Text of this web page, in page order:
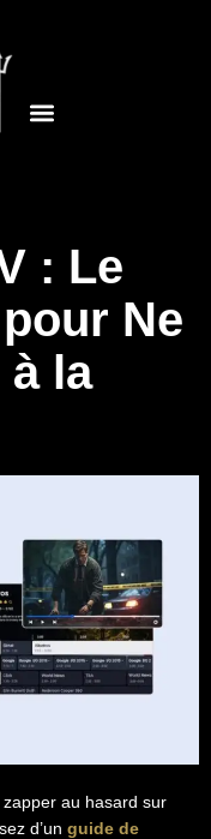
: Le
Ne
à la
zapper au hasard sur
d’un guide de